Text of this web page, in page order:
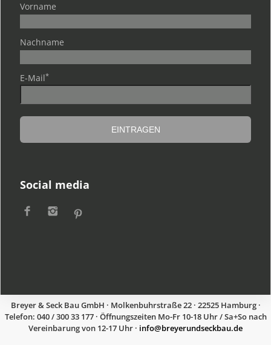
Vorname
Nachname
E-Mail*
Social media
Breyer & Seck Bau GmbH · Molkenbuhrstraße 22 · 22525 Hamburg ·
Telefon: 040 / 300 33 177 · Öffnungszeiten Mo-Fr 10-18 Uhr / Sa+So nach
Vereinbarung von 12-17 Uhr · ed.uabkcesdnureyerb@ofni